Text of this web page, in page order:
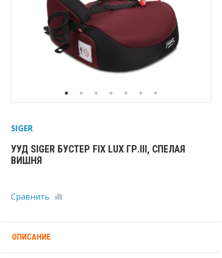
УУД SIGER БУСТЕР FIX LUX ГР.III, СПЕЛАЯ
ВИШНЯ
SIGER
Сравнить
ОПИСАНИЕ